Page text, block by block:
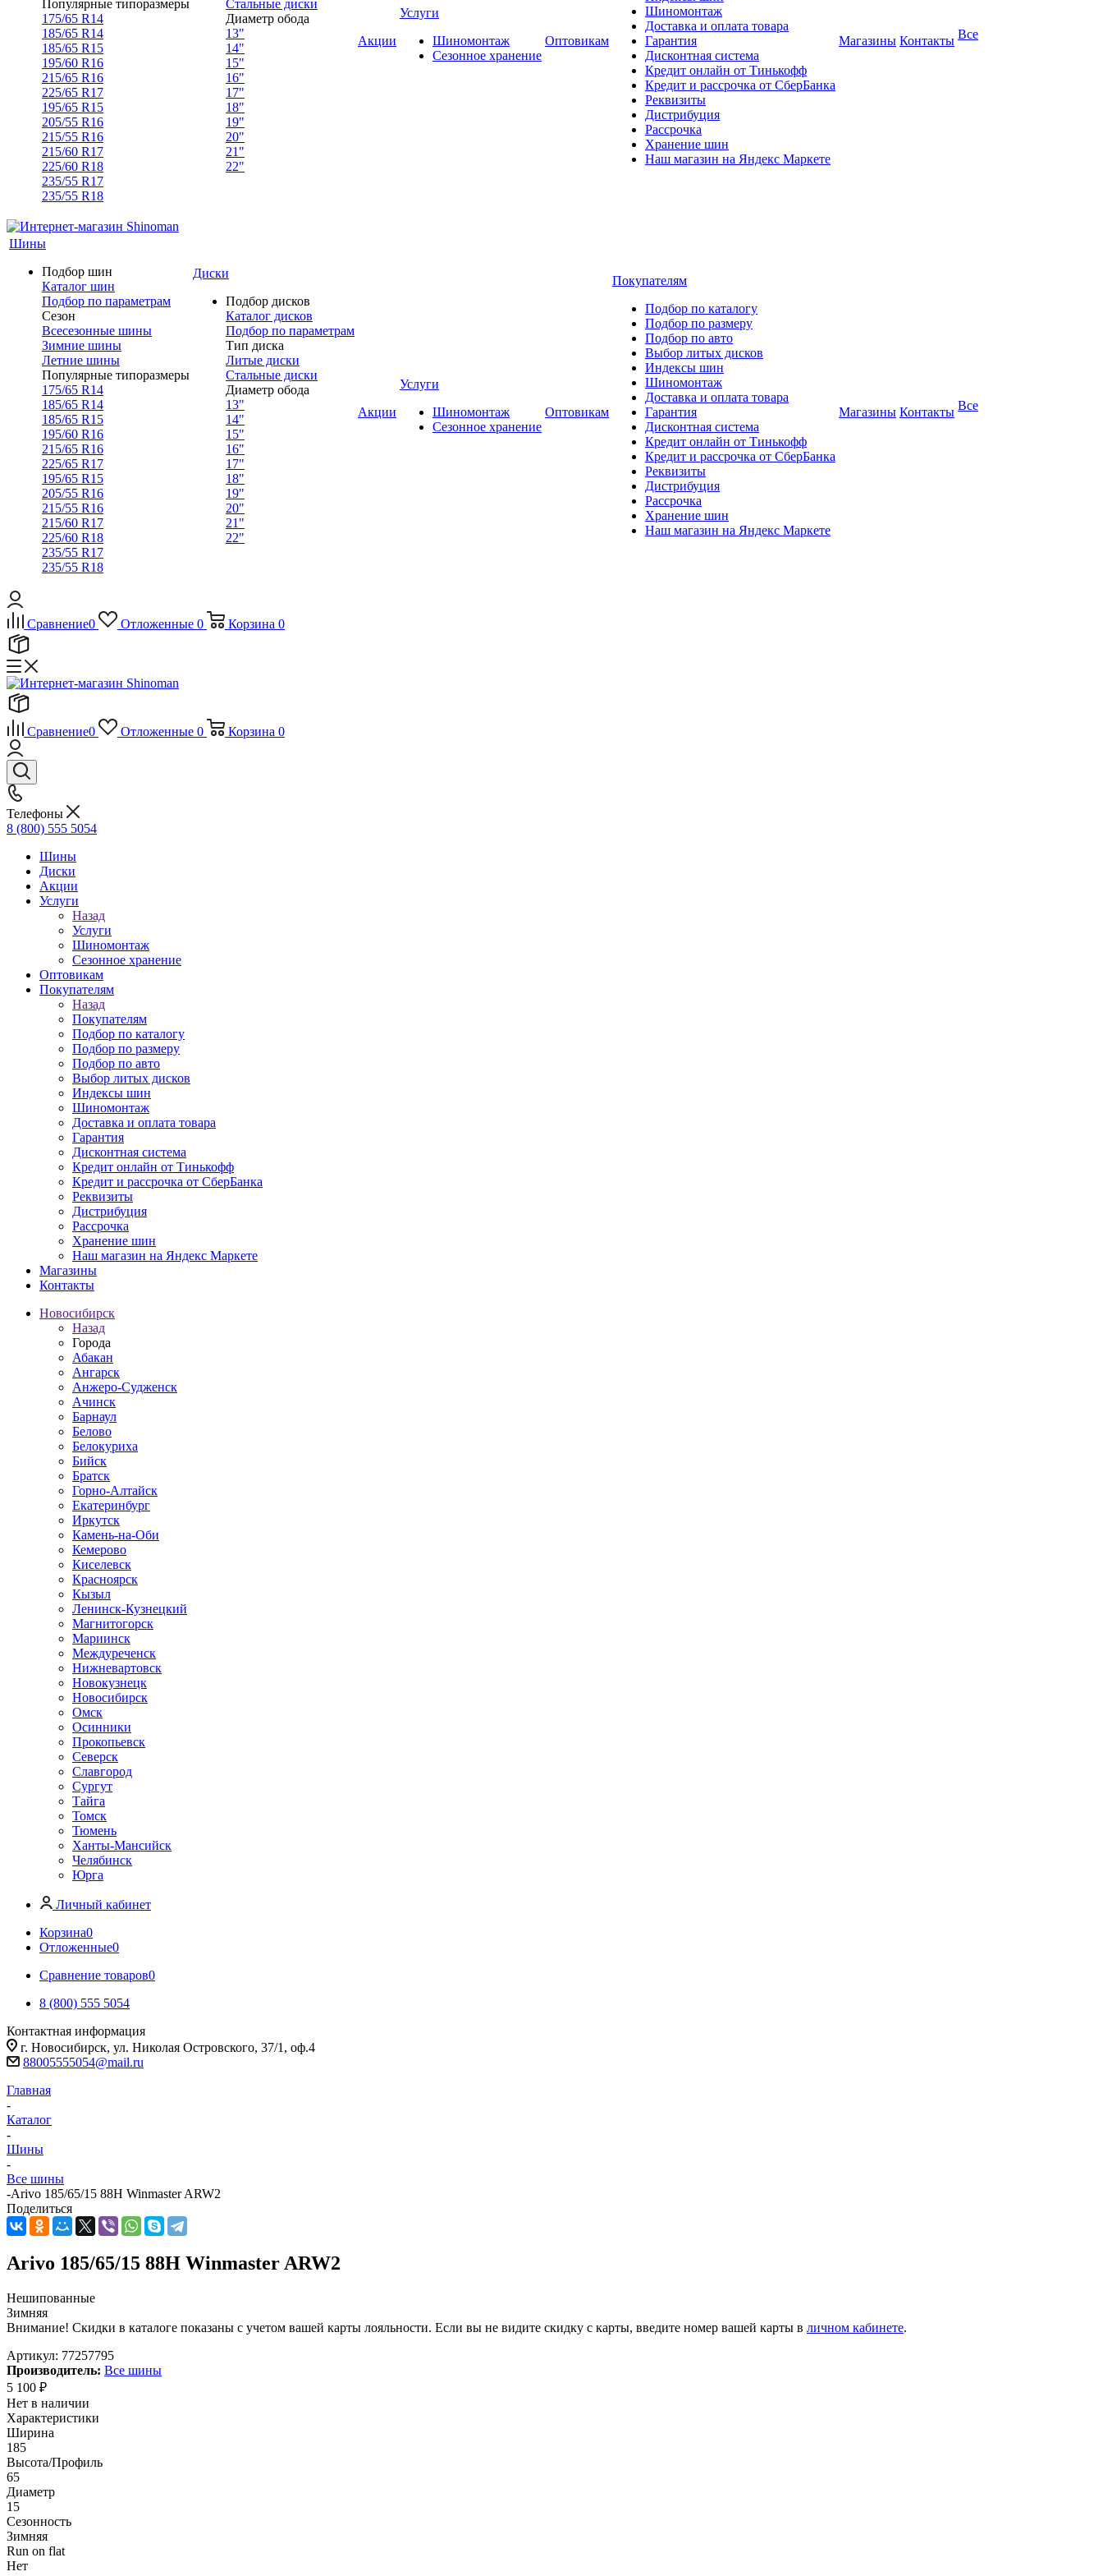
Популярные типоразмеры
175/65 R14
185/65 R14
185/65 R15
195/60 R16
215/65 R16
225/65 R17
195/65 R15
205/55 R16
215/55 R16
215/60 R17
225/60 R18
235/55 R17
235/55 R18
Стальные диски
Диаметр обода
13"
14"
15"
16"
17"
18"
19"
20"
21"
22"
Акции
Услуги
Шиномонтаж
Сезонное хранение
Оптовикам
Шиномонтаж
Доставка и оплата товара
Гарантия
Дисконтная система
Кредит онлайн от Тинькофф
Кредит и рассрочка от СберБанка
Реквизиты
Дистрибуция
Рассрочка
Хранение шин
Наш магазин на Яндекс Маркете
Магазины Контакты Все
Шины
Подбор шин
Каталог шин
Подбор по параметрам
Сезон
Всесезонные шины
Зимние шины
Летние шины
Популярные типоразмеры
175/65 R14
185/65 R14
185/65 R15
195/60 R16
215/65 R16
225/65 R17
195/65 R15
205/55 R16
215/55 R16
215/60 R17
225/60 R18
235/55 R17
235/55 R18
Диски
Подбор дисков
Каталог дисков
Подбор по параметрам
Тип диска
Литые диски
Стальные диски
Диаметр обода
13"
14"
15"
16"
17"
18"
19"
20"
21"
22"
Акции
Услуги
Шиномонтаж
Сезонное хранение
Оптовикам
Покупателям
Подбор по каталогу
Подбор по размеру
Подбор по авто
Выбор литых дисков
Индексы шин
Шиномонтаж
Доставка и оплата товара
Гарантия
Дисконтная система
Кредит онлайн от Тинькофф
Кредит и рассрочка от СберБанка
Реквизиты
Дистрибуция
Рассрочка
Хранение шин
Наш магазин на Яндекс Маркете
Магазины Контакты Все
Сравнение0 Отложенные 0 Корзина 0
Сравнение0 Отложенные 0 Корзина 0
Телефоны
8 (800) 555 5054
Шины
Диски
Акции
Услуги
Назад
Услуги
Шиномонтаж
Сезонное хранение
Оптовикам
Покупателям
Назад
Покупателям
Подбор по каталогу
Подбор по размеру
Подбор по авто
Выбор литых дисков
Индексы шин
Шиномонтаж
Доставка и оплата товара
Гарантия
Дисконтная система
Кредит онлайн от Тинькофф
Кредит и рассрочка от СберБанка
Реквизиты
Дистрибуция
Рассрочка
Хранение шин
Наш магазин на Яндекс Маркете
Магазины
Контакты
Новосибирск
Назад
Города
Абакан
Ангарск
Анжеро-Судженск
Ачинск
Барнаул
Белово
Белокуриха
Бийск
Братск
Горно-Алтайск
Екатеринбург
Иркутск
Камень-на-Оби
Кемерово
Киселевск
Красноярск
Кызыл
Ленинск-Кузнецкий
Магнитогорск
Мариинск
Междуреченск
Нижневартовск
Новокузнецк
Новосибирск
Омск
Осинники
Прокопьевск
Северск
Славгород
Сургут
Тайга
Томск
Тюмень
Ханты-Мансийск
Челябинск
Юрга
Личный кабинет
Корзина0
Отложенные0
Сравнение товаров0
8 (800) 555 5054
Контактная информация
г. Новосибирск, ул. Николая Островского, 37/1, оф.4
88005555054@mail.ru
Главная
-
Каталог
-
Шины
-
Все шины
-Arivo 185/65/15 88H Winmaster ARW2
Поделиться
Arivo 185/65/15 88H Winmaster ARW2
Нешипованные
Зимняя
Внимание! Скидки в каталоге показаны с учетом вашей карты лояльности. Если вы не видите скидку с карты, введите номер вашей карты в личном кабинете.
Артикул: 77257795
Производитель: Все шины
5 100 ₽
Нет в наличии
Характеристики
Ширина
185
Высота/Профиль
65
Диаметр
15
Сезонность
Зимняя
Run on flat
Нет